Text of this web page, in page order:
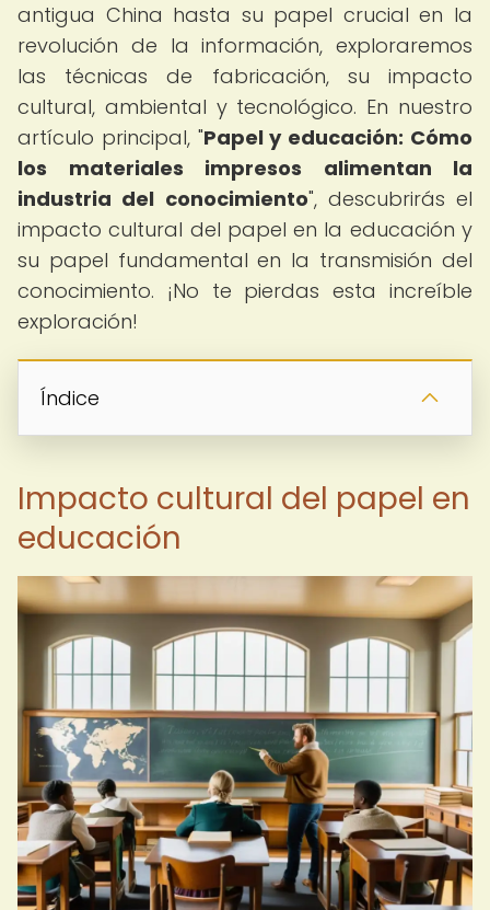
antigua China hasta su papel crucial en la
revolución de la información, exploraremos
las técnicas de fabricación, su impacto
cultural, ambiental y tecnológico. En nuestro
artículo principal, "Papel y educación: Cómo
los materiales impresos alimentan la
industria del conocimiento", descubrirás el
impacto cultural del papel en la educación y
su papel fundamental en la transmisión del
conocimiento. ¡No te pierdas esta increíble
exploración!
Índice
Impacto cultural del papel en
educación